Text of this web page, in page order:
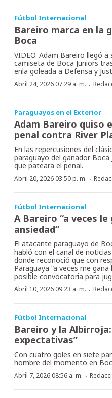
Fútbol Internacional
Bareiro marca en la
Boca
VIDEO. Adam Bareiro llegó
camiseta de Boca Juniors
enla goleada a Defensa y
Abril 24, 2026 07:29 a. m. ·
Paraguayos en el Exterior
Adam Bareiro quiso
penal contra River
En las repercusiones del
paraguayo del ganador Boca
que pateara el penal.
Abril 20, 2026 03:50 p. m. ·
Fútbol Internacional
A Bareiro “a veces le
ansiedad”
El atacante paraguayo de
habló con el canal de
donde reconoció que con
Paraguaya “a veces me
posible convocatoria para
Abril 10, 2026 09:23 a. m. ·
Fútbol Internacional
Bareiro y la Albirroja:
expectativas”
Con cuatro goles en siete
hombre del momento en
Abril 7, 2026 08:56 a. m. ·